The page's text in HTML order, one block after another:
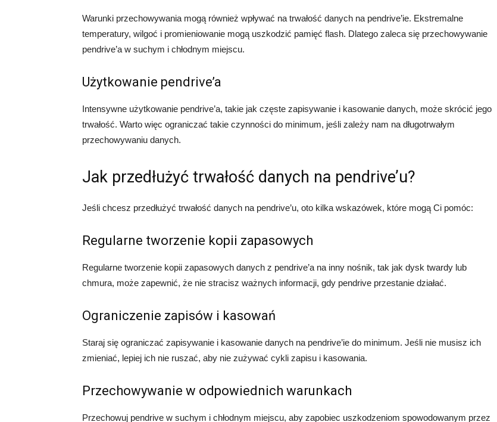
Warunki przechowywania mogą również wpływać na trwałość danych na pendrive’ie. Ekstremalne
temperatury, wilgoć i promieniowanie mogą uszkodzić pamięć flash. Dlatego zaleca się przechowywanie
pendrive’a w suchym i chłodnym miejscu.
Użytkowanie pendrive’a
Intensywne użytkowanie pendrive’a, takie jak częste zapisywanie i kasowanie danych, może skrócić jego
trwałość. Warto więc ograniczać takie czynności do minimum, jeśli zależy nam na długotrwałym
przechowywaniu danych.
Jak przedłużyć trwałość danych na pendrive’u?
Jeśli chcesz przedłużyć trwałość danych na pendrive’u, oto kilka wskazówek, które mogą Ci pomóc:
Regularne tworzenie kopii zapasowych
Regularne tworzenie kopii zapasowych danych z pendrive’a na inny nośnik, tak jak dysk twardy lub
chmura, może zapewnić, że nie stracisz ważnych informacji, gdy pendrive przestanie działać.
Ograniczenie zapisów i kasowań
Staraj się ograniczać zapisywanie i kasowanie danych na pendrive’ie do minimum. Jeśli nie musisz ich
zmieniać, lepiej ich nie ruszać, aby nie zużywać cykli zapisu i kasowania.
Przechowywanie w odpowiednich warunkach
Przechowuj pendrive w suchym i chłodnym miejscu, aby zapobiec uszkodzeniom spowodowanym przez